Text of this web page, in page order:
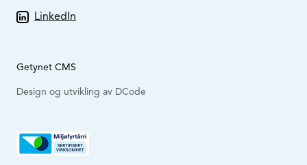
LinkedIn
Getynet CMS
Design og utvikling av DCode